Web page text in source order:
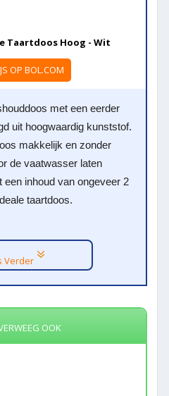
Taartdoos Hoog - Wit
OP BOL.COM
met een eerder
uit hoogwaardig kunststof.
makkelijk en zonder
de vaatwasser laten
een inhoud van ongeveer 2
taartdoos.
Verder
OOK